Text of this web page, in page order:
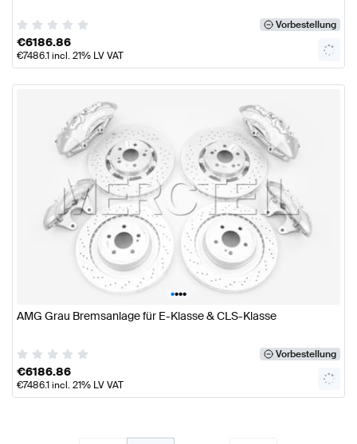
Vorbestellung
€6186.86
€7486.1incl. 21% LV VAT
••••
AMG Grau Bremsanlage für E-Klasse & CLS-Klasse
Vorbestellung
€6186.86
€7486.1incl. 21% LV VAT